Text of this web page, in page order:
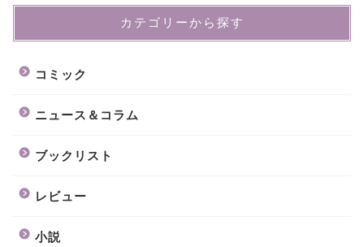
カテゴリーから探す
コミック
ニュース＆コラム
ブックリスト
レビュー
小説